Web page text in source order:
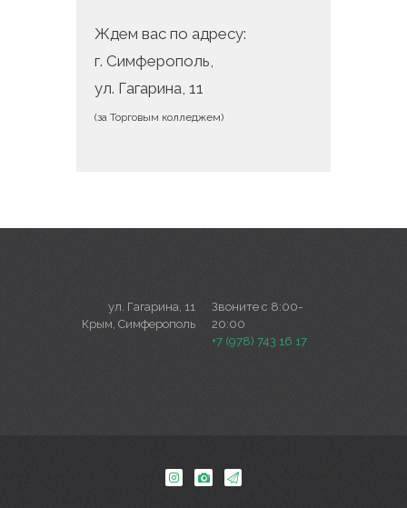
Ждем вас по адресу:
г. Симферополь,
ул. Гагарина, 11
(за Торговым колледжем)
ул. Гагарина, 11
Крым, Симферополь
Звоните с 8:00-
20:00
+7 (978) 743 16 17